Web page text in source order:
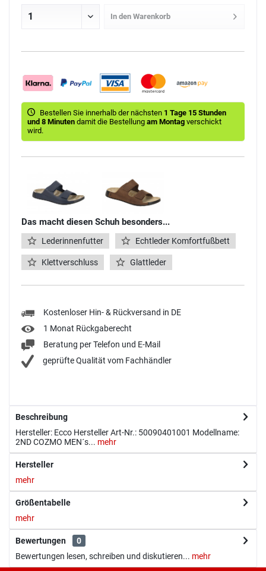
In den Warenkorb
Bestellen Sie innerhalb der nächsten 1 Tage 15 Stunden
und 8 Minuten damit die Bestellung am Montag verschickt
wird.
Das macht diesen Schuh besonders...
Lederinnenfutter Echtleder Komfortfußbett
Klettverschluss Glattleder
Kostenloser Hin- & Rückversand in DE
1 Monat Rückgaberecht
Beratung per Telefon und E-Mail
geprüfte Qualität vom Fachhändler
Beschreibung
Hersteller: Ecco Hersteller Art-Nr.: 50090401001 Modellname:
2ND COZMO MEN´s... mehr
Hersteller
mehr
Größentabelle
mehr
Bewertungen
0
Bewertungen lesen, schreiben und diskutieren... mehr